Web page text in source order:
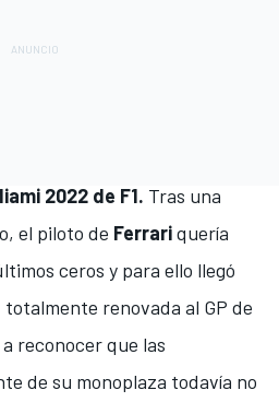
2022 de F1. Tras una
el piloto de Ferrariquería
ceros y para ello llegó
renovada al GP de
reconocer que las
de su monoplaza todavía no